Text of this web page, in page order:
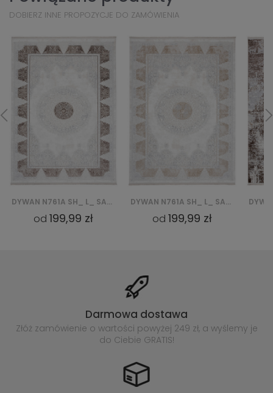
DOBIERZ INNE PROPOZYCJE DO ZAMÓWIENIA
DYWAN N761A SH_ L_ SAHARA - KREMOWY, BEŻOWY
od199,99 zł
DYWAN K946D SH_L_ SAHARA - BEŻOWY, SZARY
od199,99 zł
Darmowa dostawa
Złóż zamówienie o wartości powyżej 249 zł, a wyślemy je
do Ciebie GRATIS!